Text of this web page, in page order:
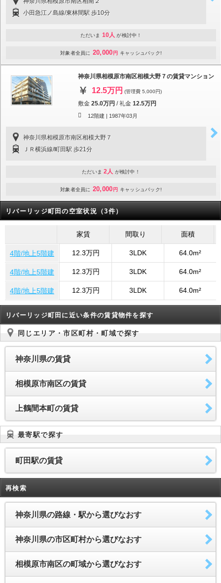
小田急江ノ島線/東林間駅 歩10分
ただいま 10人 が検討中！
対象者全員に 20,000 円 キャッシュバック!
神奈川県相模原市南区相模大野７の賃貸マンション
12.5万円 (管理費 5,000円)
敷金 25.0万円 /礼金 12.5万円
12階建 | 1987年03月
神奈川県相模原市南区相模大野７
ＪＲ横浜線/町田駅 歩21分
ただいま 2人 が検討中！
対象者全員に 20,000 円 キャッシュバック!
リバーリッジ町田の空室状況（3件）
家賃 間取り 面積
4階/地上5階建 12.3万円 3LDK 64.0m²
4階/地上5階建 12.3万円 3LDK 64.0m²
4階/地上5階建 12.3万円 3LDK 64.0m²
リバーリッジ町田に近い条件の賃貸物件を探す
同じエリア・市区町村・町域で探す
神奈川県の賃貸
相模原市南区の賃貸
上鶴間本町の賃貸
最寄駅で探す
町田駅の賃貸
再検索
神奈川県の路線・駅から選びなおす
神奈川県の市区町村から選びなおす
相模原市南区の町域から選びなおす